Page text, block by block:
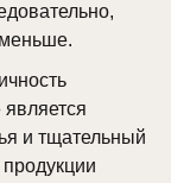
и тщательный